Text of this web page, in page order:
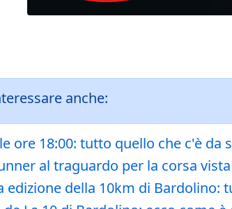
anche:
ore 18:00: tutto quello che c'è da
al traguardo per la corsa
edizione della 10km di Bardolino: